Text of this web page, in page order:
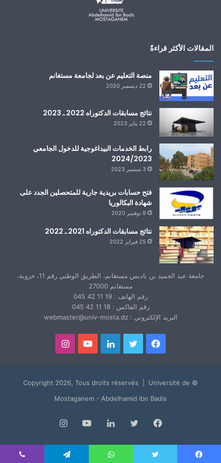
المقالات الأكثر قراءةً
منصة التعليم عن بعد لجامعة مستغانم
22 ديسمبر 2020
نتائج مسابقات الدكتوراه 2022 ـ 2023
22 يناير 2023
رابط الخدمات البيداغوجية للدخول الجامعي
2024/2023
3 سبتمبر 2023
فتح حسابات بريدية جارية للمتحصلين الجدد على
شهادة البكالوريا
9 نوفمبر 2020
نتائج مسابقات الدكتوراه 2021 ـ 2022
25 فبراير 2022
جامعة عبد الحميد بن باديس مستغانم، الطريق الوطني رقم 11، خروبة،
مستغانم 27000
رقم الهاتف : 19 11 42 045
رقم الفاكس : 18 11 42 045
البريد الإلكتروني : webmaster@univ-mosta.dz
فيسبوك تويتر لينكدإنيوتيوبانستقرام
© Copyright 2026, Tous droits réservés | Université de
Mostaganem - Abdelhamid ibn Badis
فيسبوك تويتر لينكدإنيوتيوبانستقرام